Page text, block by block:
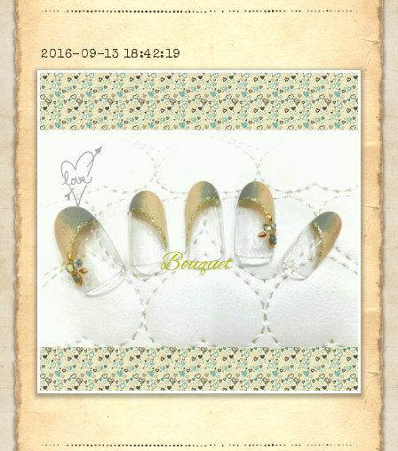
2016-09-13 18:42:19